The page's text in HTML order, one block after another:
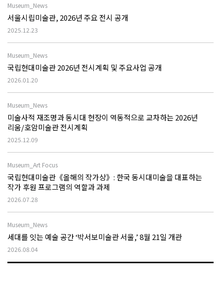
Museum_News
서울시립미술관, 2026년 주요 전시 공개
2025.12.23
Museum_News
국립현대미술관 2026년 전시계획 및 주요사업 공개
2026.01.20
Museum_News
미술사적 재조명과 동시대 현장이 역동적으로 교차하는 2026년
리움/호암미술관 전시계획
2025.12.09
Museum_Art Focus
국립현대미술관《올해의 작가상》: 한국 동시대미술을 대표하는
작가 후원 프로그램의 역할과 과제
2026.07.28
Museum_News
세대를 잇는 예술 공간 ‘박서보미술관 서울,’ 8월 21일 개관
2026.08.04